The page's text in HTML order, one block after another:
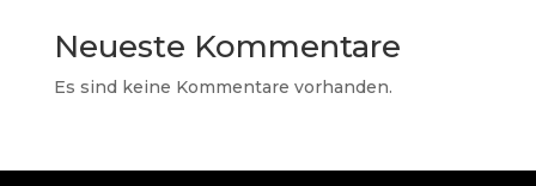
Neueste Kommentare
Es sind keine Kommentare vorhanden.